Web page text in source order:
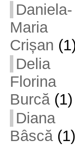
Daniela-
Maria
Crișan
Delia
Florina
Burcă(1)
Diana
Bâscă(1)